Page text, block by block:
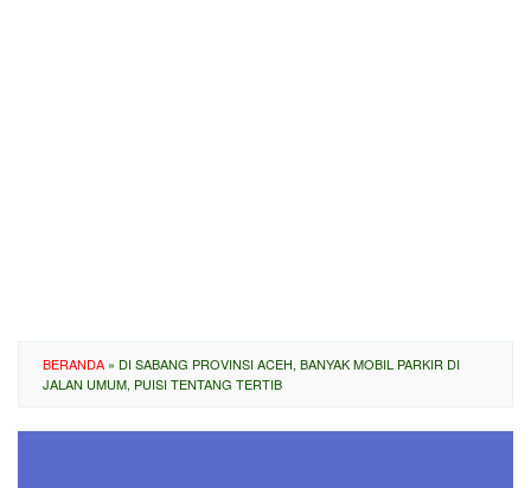
BERANDA » DI SABANG PROVINSI ACEH, BANYAK MOBIL PARKIR DI
JALAN UMUM, PUISI TENTANG TERTIB